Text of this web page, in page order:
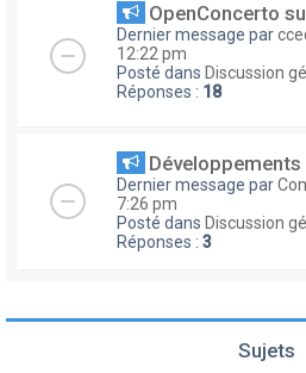
OpenConcerto
Dernier message par
12:22 pm
Posté dans Discussion
Réponses : 18
Dernier message par
7:26 pm
Posté dans Discussion
Réponses : 3
Sujets